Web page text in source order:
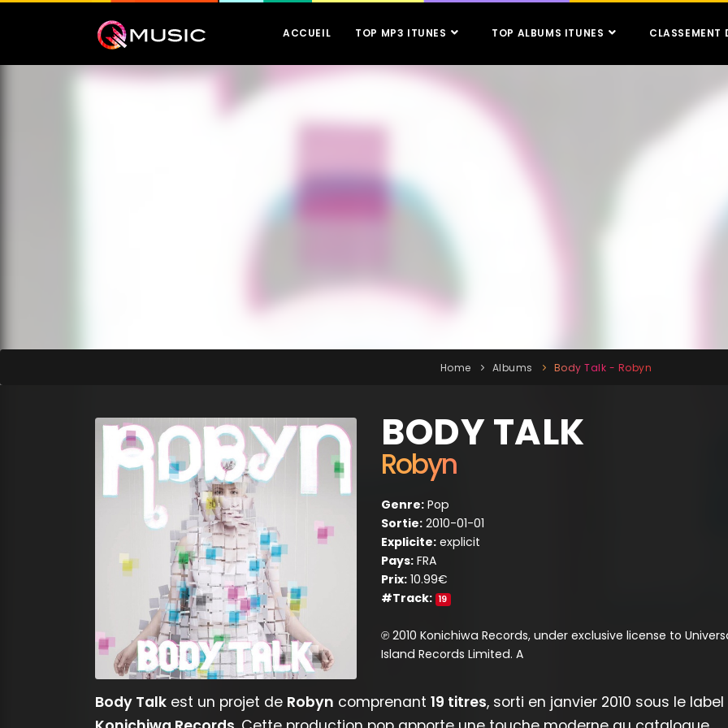
ACCUEIL TOP MP3 ITUNES TOP ALBUMS ITUNES CLASSEMENT
Home Albums Body Talk - Robyn
BODY TALK
Robyn
Genre: Pop
Sortie: 2010-01-01
Explicite: explicit
Pays: FRA
Prix: 10.99€
#Track: 19
℗ 2010 Konichiwa Records, under exclusive license to
Island Records Limited. A
Body Talk est un projet de Robyn comprenant 19 titres, sorti en janvier 2010 sous le label